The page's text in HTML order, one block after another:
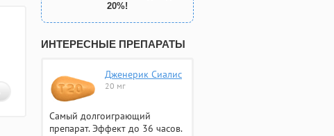
20%!
ИНТЕРЕСНЫЕ ПРЕПАРАТЫ
Дженерик Сиалис
20 мг
Самый долгоиграющий
препарат. Эффект до 36 часов.